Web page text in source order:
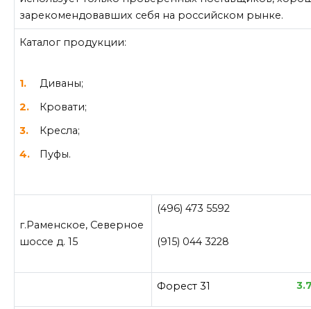
зарекомендовавших себя на российском рынке.
Каталог продукции:
Диваны;
Кровати;
Кресла;
Пуфы.
г.Раменское, Северное
шоссе д. 15
(496) 473 5592
(915) 044 3228
Форест 31